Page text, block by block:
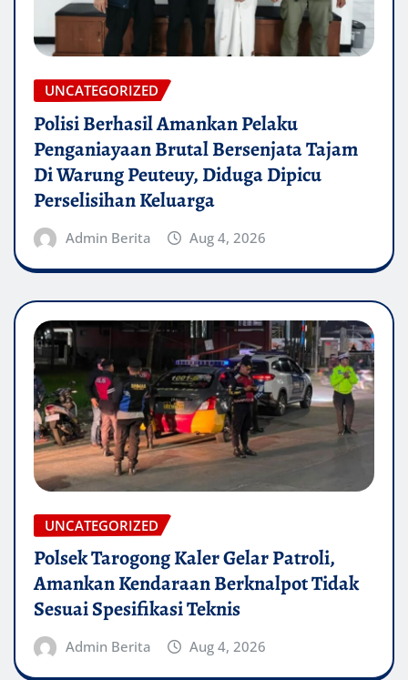
UNCATEGORIZED
Polisi Berhasil Amankan Pelaku
Penganiayaan Brutal Bersenjata Tajam
Di Warung Peuteuy, Diduga Dipicu
Perselisihan Keluarga
Admin Berita Aug 4, 2026
UNCATEGORIZED
Polsek Tarogong Kaler Gelar Patroli,
Amankan Kendaraan Berknalpot Tidak
Sesuai Spesifikasi Teknis
Admin Berita Aug 4, 2026